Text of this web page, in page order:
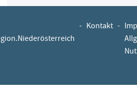
- Kontakt -